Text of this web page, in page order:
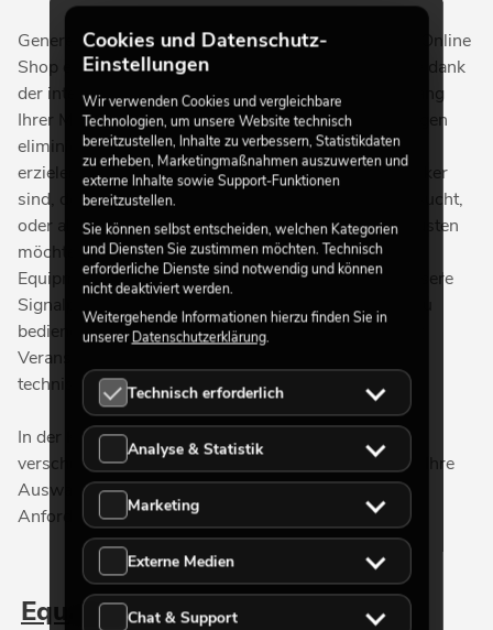
Generell bieten die Signalprozessoren aus unserem Online
Shop eine Vielzahl an verschiedenen Funktionen, die dank
der integrierten leistungsstarken Werkzeuge den Klang
Ihrer Musik optimieren, unerwünschte Rückkopplungen
eliminieren und eine beeindruckende Klangqualität
erzielen. Denn egal, ob Sie professioneller Tontechniker
sind, der nach Signalprozessoren für Live-Auftritte sucht,
oder als mobiler DJ arbeiten und Ihr Equipment aufrüsten
möchten, bei uns finden Sie bestimmt das passende
Equipment für Ihre Ausrüstung. Gleichzeitig sind unsere
Signalprozessoren robust, zuverlässig und einfach zu
bedienen, sodass Sie sich auf Ihre Performance oder
Veranstaltung konzentrieren können, ohne sich um
technische Probleme kümmern zu müssen.
In der Kategorie Signalprozessoren stehen Ihnen
verschiedene Geräte zur Auswahl bereit. Treffen Sie Ihre
Auswahl entsprechend Ihren Bedürfnissen und
Anforderungen:
Equalizer
Cookies und Datenschutz-
Einstellungen
Wir verwenden Cookies und vergleichbare
Technologien, um unsere Website technisch
bereitzustellen, Inhalte zu verbessern, Statistikdaten
zu erheben, Marketingmaßnahmen auszuwerten und
externe Inhalte sowie Support-Funktionen
bereitzustellen.
Sie können selbst entscheiden, welchen Kategorien
und Diensten Sie zustimmen möchten. Technisch
erforderliche Dienste sind notwendig und können
nicht deaktiviert werden.
Weitergehende Informationen hierzu finden Sie in
unsererDatenschutzerklärung.
Technisch erforderlich
Analyse & Statistik
Marketing
Externe Medien
Chat & Support